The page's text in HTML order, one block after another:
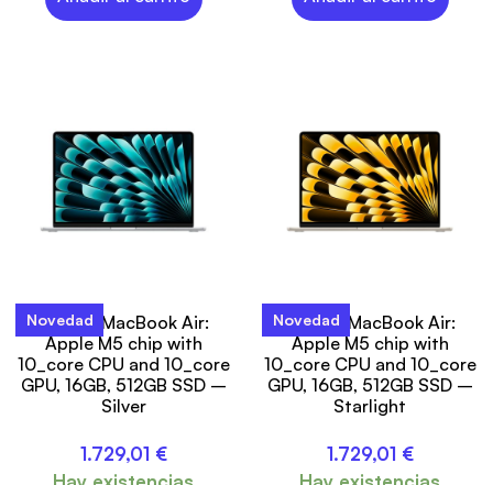
Novedad
15-inch MacBook Air:
Apple M5 chip with
10_core CPU and 10_core
GPU, 16GB, 512GB SSD –
Silver
1.729,01 €
Novedad
15-inch MacBook Air:
Apple M5 chip with
10_core CPU and 10_core
GPU, 16GB, 512GB SSD –
Starlight
1.729,01 €